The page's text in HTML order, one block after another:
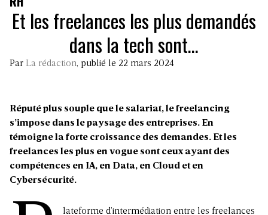
Et les freelances les plus demandés
dans la tech sont…
Par La rédaction, publié le 22 mars 2024
Réputé plus souple que le salariat, le freelancing
s’impose dans le paysage des entreprises. En
témoigne la forte croissance des demandes. Et les
freelances les plus en vogue sont ceux ayant des
compétences en IA, en Data, en Cloud et en
Cybersécurité.
lateforme d’intermédiation entre les freelances